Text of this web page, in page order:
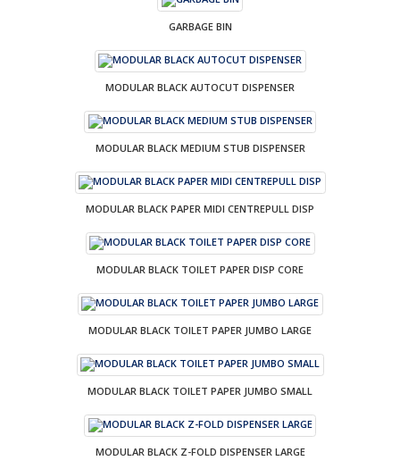
GARBAGE BIN
MODULAR BLACK AUTOCUT DISPENSER
MODULAR BLACK MEDIUM STUB DISPENSER
MODULAR BLACK PAPER MIDI CENTREPULL DISP
MODULAR BLACK TOILET PAPER DISP CORE
MODULAR BLACK TOILET PAPER JUMBO LARGE
MODULAR BLACK TOILET PAPER JUMBO SMALL
MODULAR BLACK Z-FOLD DISPENSER LARGE